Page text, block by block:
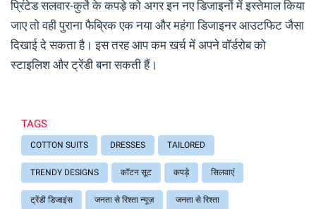
प्रिंटेड सलवार-कुर्ते के कपड़े को अगर इन नए डिजाइनों में इस्तेमाल किया
जाए तो वही पुराना फैब्रिक एक नया और महंगा डिजाइनर आउटफिट जैसा
दिखाई दे सकता है। इस तरह आप कम खर्च में अपने वॉर्डरोब को
स्टाइलिश और ट्रेंडी बना सकती हैं।
TAGS
COTTON SUITS DRESSES TAILORED
TRENDY DESIGNS कॉटन सूट कपड़े सिलवाएं
ट्रेंडी डिजाइंस जनता से रिश्ता न्यूज़ जनता से रिश्ता